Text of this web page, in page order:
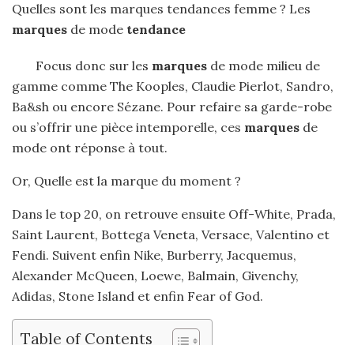
Quelles sont les marques tendances femme ? Les
marques de mode tendance
Focus donc sur les marques de mode milieu de
gamme comme The Kooples, Claudie Pierlot, Sandro,
Ba&sh ou encore Sézane. Pour refaire sa garde-robe
ou s’offrir une pièce intemporelle, ces marques de
mode ont réponse à tout.
Or, Quelle est la marque du moment ?
Dans le top 20, on retrouve ensuite Off-White, Prada,
Saint Laurent, Bottega Veneta, Versace, Valentino et
Fendi. Suivent enfin Nike, Burberry, Jacquemus,
Alexander McQueen, Loewe, Balmain, Givenchy,
Adidas, Stone Island et enfin Fear of God.
Table of Contents